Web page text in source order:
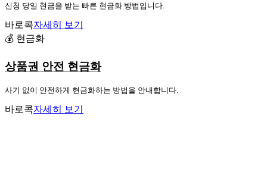
신청 당일 현금을 받는 빠른 현금화 방법입니다.
바로콕자세히 보기
💰 현금화
상품권 안전 현금화
사기 없이 안전하게 현금화하는 방법을 안내합니다.
바로콕자세히 보기